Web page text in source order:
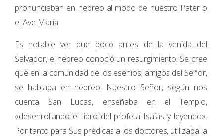
pronunciaban en hebreo al modo de nuestro Pater o
el Ave María.
Es notable ver que poco antes de la venida del
Salvador, el hebreo conoció un resurgimiento. Se cree
que en la comunidad de los esenios, amigos del Señor,
se hablaba en hebreo. Nuestro Señor, según nos
cuenta San Lucas, enseñaba en el Templo,
«desenrollando el libro del profeta Isaías y leyendo».
Por tanto para Sus prédicas a los doctores, utilizaba la